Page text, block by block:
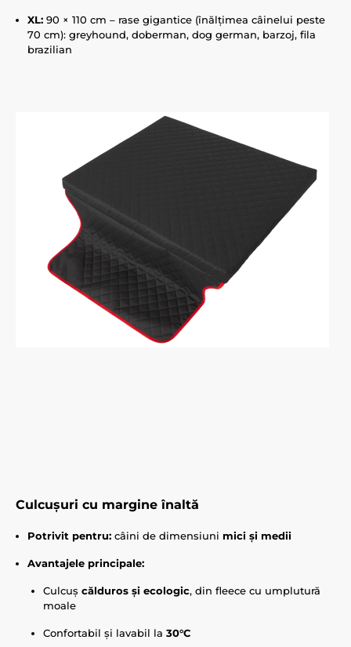
XL: 90 × 110 cm – rase gigantice (înălțimea câinelui peste
70 cm): greyhound, doberman, dog german, barzoj, fila
brazilian
Culcușuri cu margine înaltă
Potrivit pentru: câini de dimensiuni mici și medii
Avantajele principale:
Culcuș călduros și ecologic, din fleece cu umplutură
moale
Confortabil și lavabil la 30°C